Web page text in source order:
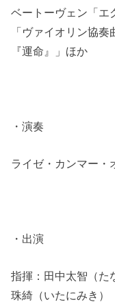
ベートーヴェン「エ
「ヴァイオリン協
『運命』」ほか
・演奏
ライゼ・カンマー・
・出演
指揮：田中太智（た
珠綺（いたにみき）